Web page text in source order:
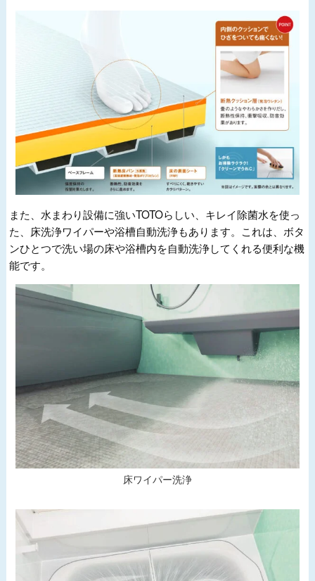
また、水まわり設備に強いTOTOらしい、キレイ除菌水を使っ
た、床洗浄ワイパーや浴槽自動洗浄もあります。これは、ボタ
ンひとつで洗い場の床や浴槽内を自動洗浄してくれる便利な機
能です。
床ワイパー洗浄